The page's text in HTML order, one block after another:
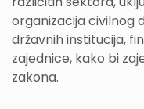
organizacija civilnog
državnih institucija,
zajednice, kako bi
zakona.